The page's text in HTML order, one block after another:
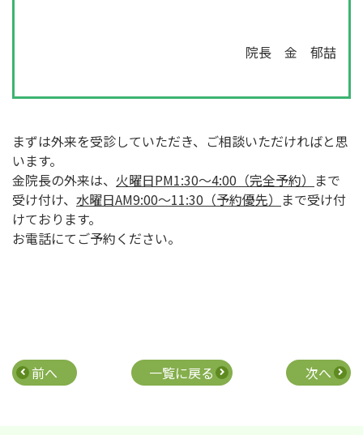
院長 金 郁喆
まずは外来を受診していただき、ご相談いただければと思
います。
金院長の外来は、 火曜日PM1:30～4:00（完全予約） まで
受け付け、 水曜日AM9:00～11:30（予約優先） まで受け付
けております。
お電話にてご予約ください。
前へ 一覧に戻る 次へ